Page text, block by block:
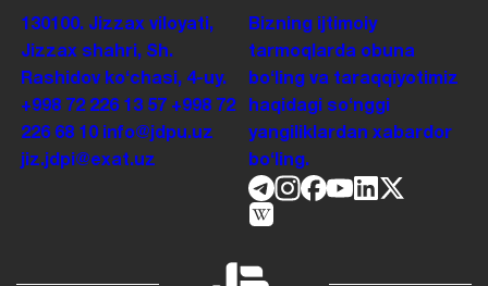
130100. Jizzax viloyati,
Jizzax shahri, Sh.
Rashidov koʻchasi, 4-uy.
+998 72 226 13 57 +998 72
226 68 10
info@jdpu.uz
jiz.jdpi@exat.uz
Bizning ijtimoiy
tarmoqlarda obuna
boʻling va taraqqiyotimiz
haqidagi soʻnggi
yangiliklardan xabardor
boʻling.